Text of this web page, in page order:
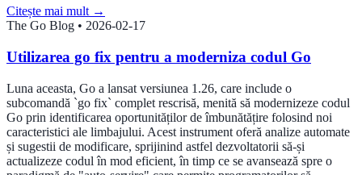
Citește mai mult →
The Go Blog • 2026-02-17
Utilizarea go fix pentru a moderniza codul Go
Luna aceasta, Go a lansat versiunea 1.26, care include o
subcomandă `go fix` complet rescrisă, menită să modernizeze codul
Go prin identificarea oportunităților de îmbunătățire folosind noi
caracteristici ale limbajului. Acest instrument oferă analize automate
și sugestii de modificare, sprijinind astfel dezvoltatorii să-și
actualizeze codul în mod eficient, în timp ce se avansează spre o